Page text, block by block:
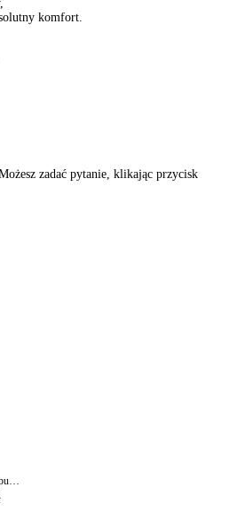
komfort.
zadać pytanie, klikając przycisk
Majtki typu "figi" ze średnim stanem AURA RP2079